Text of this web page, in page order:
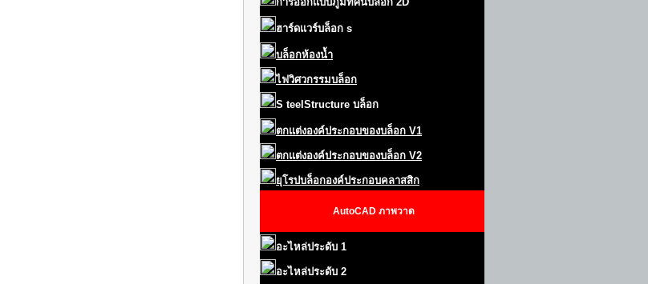
ฮาร์ดแวร์บล็อก s
บล็อกห้องน้ำ
ไฟวิศวกรรมบล็อก
S teel Structure บล็อก
ตกแต่งองค์ประกอบของบล็อก V1
ตกแต่งองค์ประกอบของบล็อก V2
ยุโรปบล็อกองค์ประกอบคลาสสิก
AutoCAD ภาพวาด
อะไหล่ประดับ 1
อะไหล่ประดับ 2